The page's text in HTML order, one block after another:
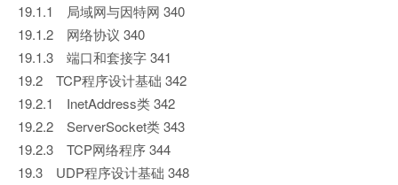
19.1.1 局域网与因特网 340
19.1.2 网络协议 340
19.1.3 端口和套接字 341
19.2 TCP程序设计基础 342
19.2.1 InetAddress类 342
19.2.2 ServerSocket类 343
19.2.3 TCP网络程序 344
19.3 UDP程序设计基础 348